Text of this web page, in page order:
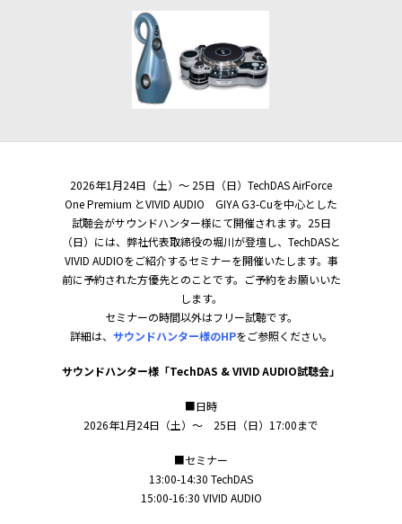
2026年1月24日（土）～ 25日（日）TechDAS AirForce
One Premium とVIVID AUDIO GIYA G3-Cuを中心とした
試聴会がサウンドハンター様にて開催されます。25日
（日）には、弊社代表取締役の堀川が登壇し、TechDASと
VIVID AUDIOをご紹介するセミナーを開催いたします。事
前に予約された方優先とのことです。ご予約をお願いいた
します。
セミナーの時間以外はフリー試聴です。
詳細は、 サウンドハンター様のHPをご参照ください。
サウンドハンター様「TechDAS & VIVID AUDIO試聴会」
■日時
2026年1月24日（土）～ 25日（日）17:00まで
■セミナー
13:00-14:30 TechDAS
15:00-16:30 VIVID AUDIO